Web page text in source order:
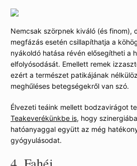
Nemcsak szörpnek kiváló (és finom),
megfázás esetén csillapíthatja a
nyákoldó hatása révén elősegítheti a
elfolyósodását. Emellett remek
ezért a természet patikájának
meghűléses betegségekről van szó.
Élvezeti teáink mellett bodzavirágot
Teakeverékünkbe is, hogy
hatóanyaggal együtt az még
gyógyulásodat.